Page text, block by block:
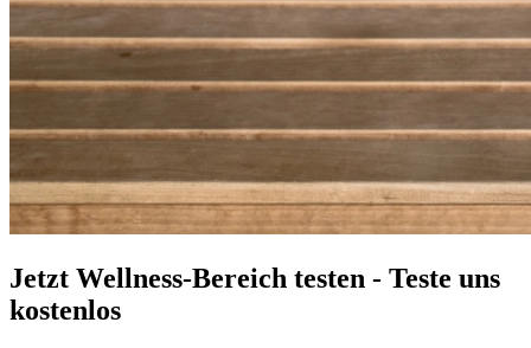
Jetzt Wellness-Bereich testen - Teste uns
kostenlos